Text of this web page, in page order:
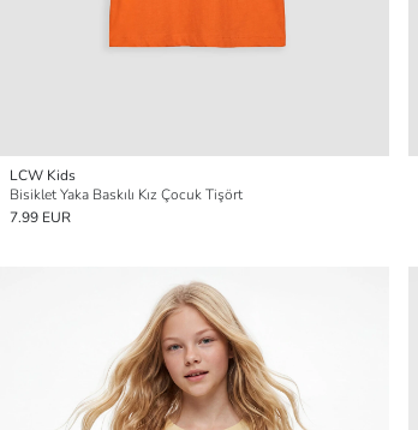
LCW Kids
Bisiklet Yaka Baskılı Kız Çocuk Tişört
7.99 EUR